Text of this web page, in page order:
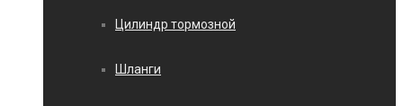
Цилиндр тормозной
Шланги